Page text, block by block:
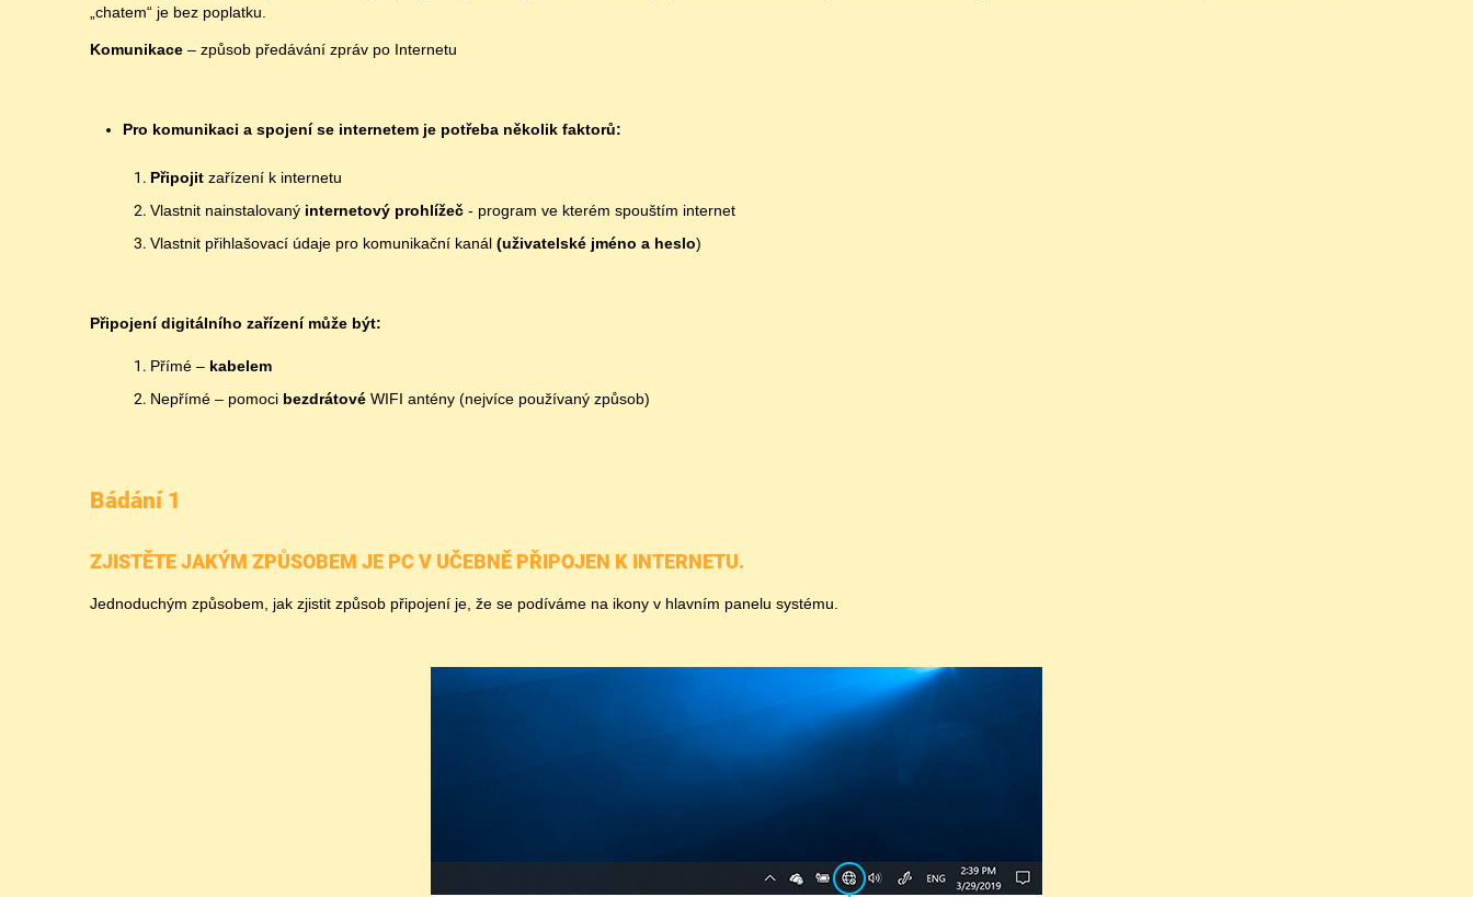
„chatem“ je bez poplatku.
Komunikace – způsob předávání zpráv po Internetu
Pro komunikaci a spojení se internetem je potřeba několik faktorů:
Připojit zařízení k internetu
Vlastnit nainstalovaný internetový prohlížeč - program ve kterém spouštím internet
Vlastnit přihlašovací údaje pro komunikační kanál (uživatelské jméno a heslo)
Připojení digitálního zařízení může být:
Přímé – kabelem
Nepřímé – pomoci bezdrátové WIFI antény (nejvíce používaný způsob)
Bádání 1
ZJISTĚTE JAKÝM ZPŮSOBEM JE PC V UČEBNĚ PŘIPOJEN K INTERNETU.
Jednoduchým způsobem, jak zjistit způsob připojení je, že se podíváme na ikony v hlavním panelu systému.